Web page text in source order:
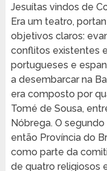
Jesuítas vindos de
Era um teatro,
objetivos claros:
conflitos existentes
portugueses e
a desembarcar na
era composto por
Tomé de Sousa,
Nóbrega. O
então Província do
como parte da
de quatro religiosos